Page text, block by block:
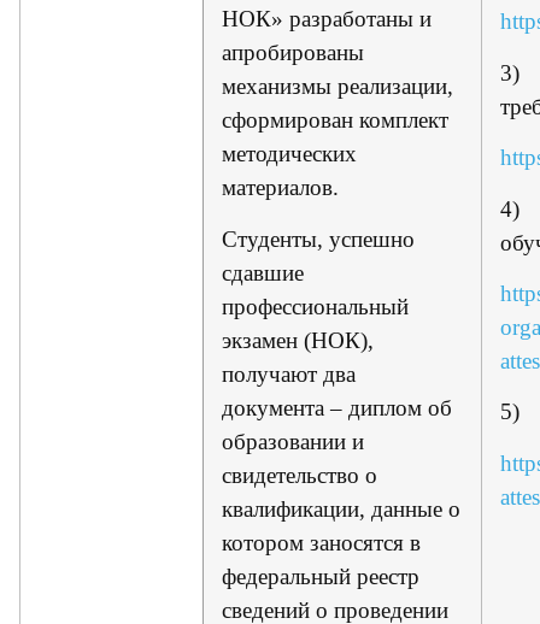
НОК» разработаны и
апробированы
механизмы реализации,
сформирован комплект
методических
материалов.
Студенты, успешно
сдавшие
профессиональный
экзамен (НОК),
получают два
документа – диплом об
образовании и
свидетельство о
квалификации, данные о
котором заносятся в
федеральный реестр
сведений о проведении
3)
4)
5)